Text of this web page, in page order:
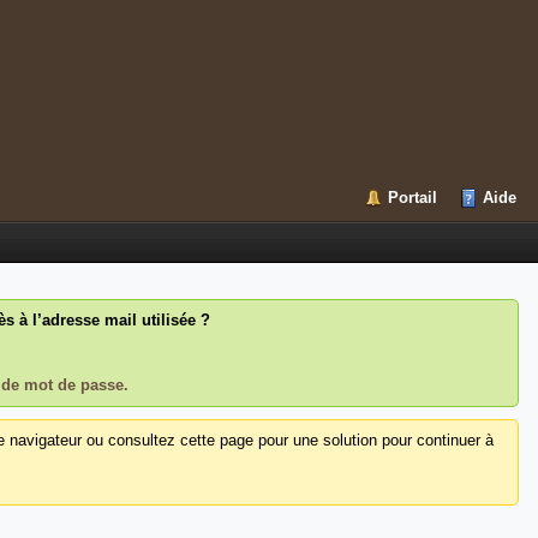
Portail Aide
à l’adresse mail utilisée ?
mot de passe.
ou consultez cette page pour une solution pour continuer à